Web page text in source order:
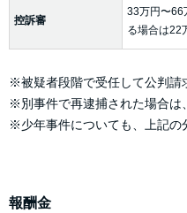
控訴審
33万円〜66
る場合は22
※被疑者段階で受任して公判請
※別事件で再逮捕された場合は
※少年事件についても、上記の
報酬金